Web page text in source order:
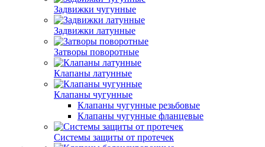
Задвижки чугунные
Задвижки латунные
Затворы поворотные
Клапаны латунные
Клапаны чугунные
Клапаны чугунные резьбовые
Клапаны чугунные фланцевые
Системы защиты от протечек